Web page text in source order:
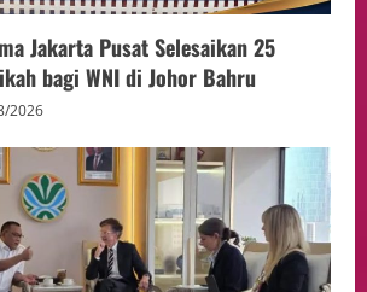
Jakarta Pusat Selesaikan 25
bagi WNI di Johor Bahru
2026